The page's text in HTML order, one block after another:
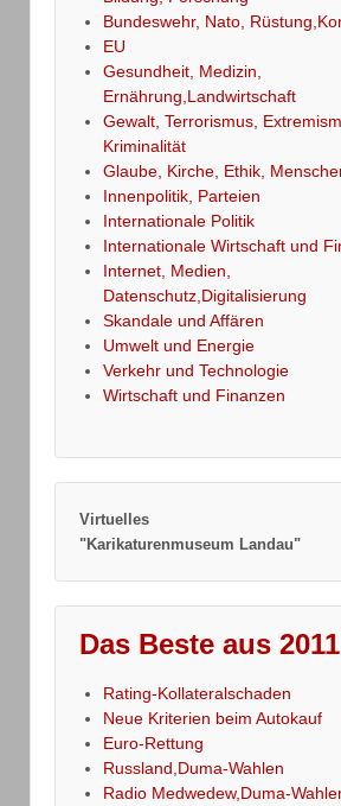
Bundeswehr, Nato,
EU
Gesundheit, Medizin,
Ernährung,Landwirtschaft
Gewalt, Terrorismus,
Kriminalität
Glaube, Kirche, Ethik,
Innenpolitik, Parteien
Internationale Politik
Internationale Wirtschaft und
Internet, Medien,
Datenschutz,Digitalisierung
Skandale und Affären
Umwelt und Energie
Verkehr und Technologie
Wirtschaft und Finanzen
Virtuelles
"Karikaturenmuseum Landau"
Das Beste aus 2011
Rating-Kollateralschaden
Neue Kriterien beim Autokauf
Euro-Rettung
Russland,Duma-Wahlen
Radio Medwedew,Duma-